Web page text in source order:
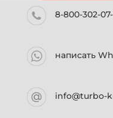
8-800-302-
написать
info@turbo-